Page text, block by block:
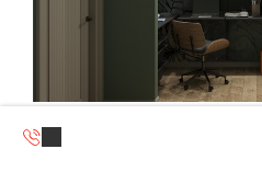
Угловое рабочее место черное